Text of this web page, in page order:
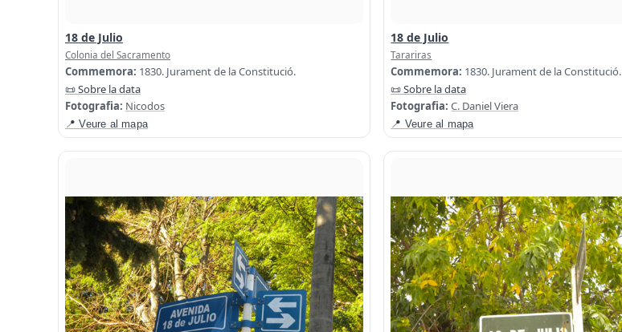
18 de Julio
Colonia del Sacramento
Commemora: 1830. Jurament de la Constitució.
📜 Sobre la data
Fotografia: Nicodos
📍 Veure al mapa
18 de Julio
Tarariras
Commemora: 1830. Jurament de la Constitució.
📜 Sobre la data
Fotografia: C. Daniel Viera
📍 Veure al mapa